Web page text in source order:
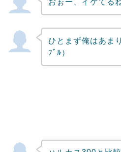
Powered by livedoor 相
おぉー、イケてる
ひとまず俺はあま
ﾌﾞﾙ）